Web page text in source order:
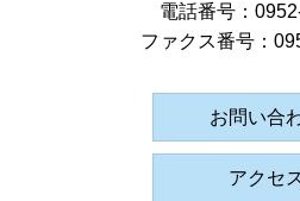
電話番号：
ファクス番号：
お問い合
アクセ